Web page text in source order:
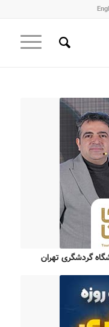
گردشگری تهران